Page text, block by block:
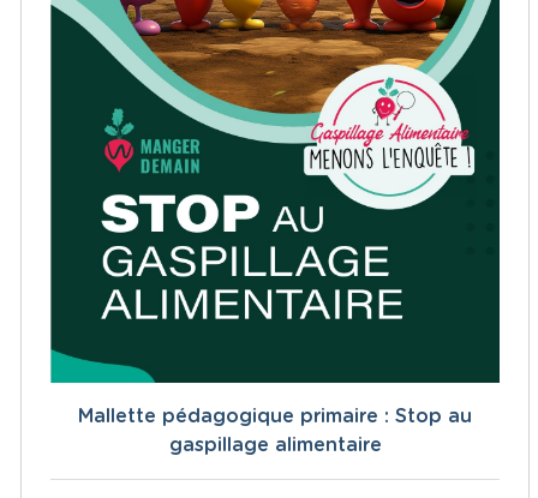
Mallette pédagogique primaire : Stop au
gaspillage alimentaire